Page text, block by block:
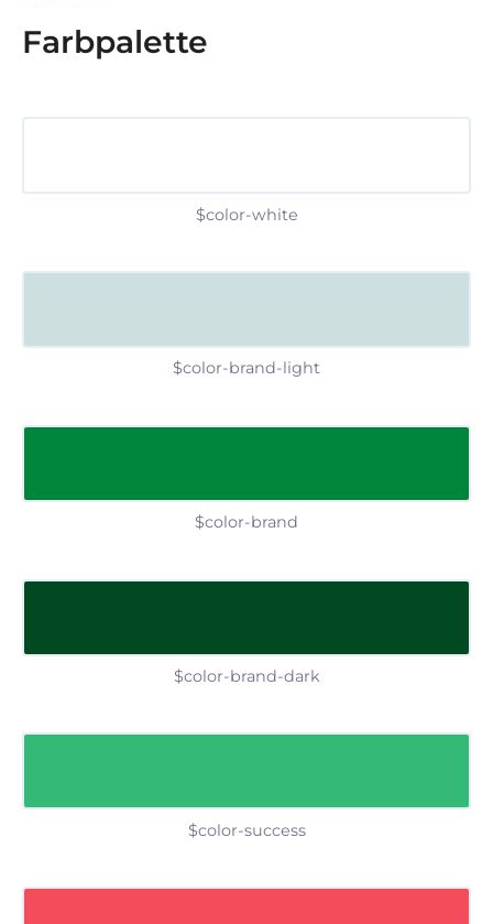
Farbpalette
$color-white
$color-brand-light
$color-brand
$color-brand-dark
$color-success